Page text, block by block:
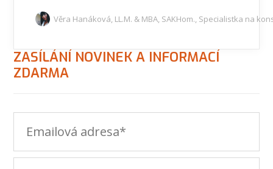
Věra Hanáková, LL.M. & MBA, SAKHom., Specialistka na
ZASÍLÁNÍ NOVINEK A INFORMACÍ
ZDARMA